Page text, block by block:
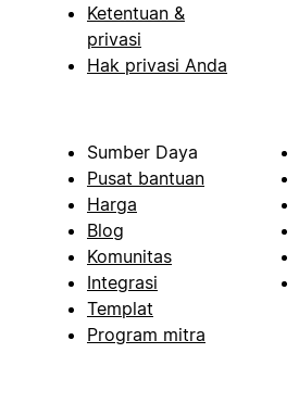
Ketentuan &
privasi
Hak privasi Anda
Sumber Daya
Pusat bantuan
Harga
Blog
Komunitas
Integrasi
Templat
Program mitra